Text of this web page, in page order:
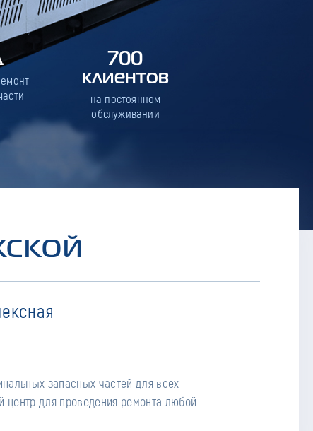
700
клиентов
на постоянном
обслуживании
запасных частей для всех
для проведения ремонта любой